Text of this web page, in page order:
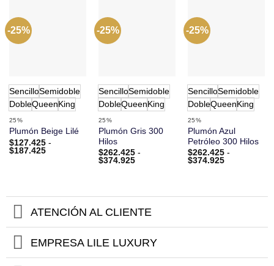
-25%
SencilloSemidoble
DobleQueen King
25%
Plumón Beige Lilé
$127.425 -
$187.425Rango
$187.425
-25%
SencilloSemidoble
DobleQueen King
25%
Plumón Gris 300
Hilos
$262.425 -
$374.925Rango
hasta
$374.925
-25%
SencilloSemidoble
DobleQueen King
25%
Plumón Azul
Petróleo 300 Hilos
$262.425 -
$374.925Rango
hasta
ATENCIÓN AL CLIENTE
EMPRESA LILE LUXURY